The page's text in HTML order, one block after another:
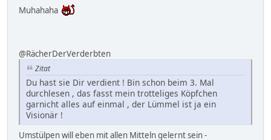
Muhahaha
@RächerDerVerderbten
Zitat
Du hast sie Dir verdient ! Bin schon beim 3. Mal
durchlesen , das fasst mein trotteliges Köpfchen
garnicht alles auf einmal , der Lümmel ist ja ein
Visionär !
Umstülpen will eben mit allen Mitteln gelernt sein -